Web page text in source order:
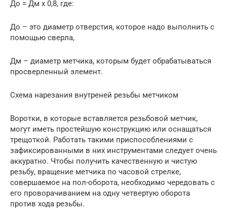
До = Дм х 0,8, где:
До – это диаметр отверстия, которое надо выполнить с
помощью сверла,
Дм – диаметр метчика, которым будет обрабатываться
просверленный элемент.
Схема нарезания внутреней резьбы метчиком
Воротки, в которые вставляется резьбовой метчик,
могут иметь простейшую конструкцию или оснащаться
трещоткой. Работать такими приспособлениями с
зафиксированными в них инструментами следует очень
аккуратно. Чтобы получить качественную и чистую
резьбу, вращение метчика по часовой стрелке,
совершаемое на пол-оборота, необходимо чередовать с
его проворачиванием на одну четвертую оборота
против хода резьбы.